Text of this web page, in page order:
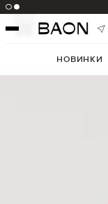
НОВИНКИ
5